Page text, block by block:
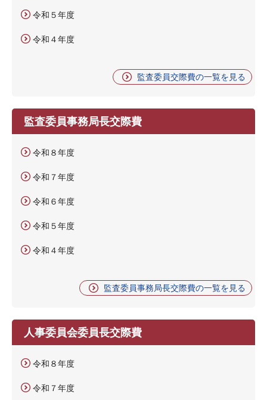
令和５年度
令和４年度
監査委員交際費の一覧を見る
監査委員事務局長交際費
令和８年度
令和７年度
令和６年度
令和５年度
令和４年度
監査委員事務局長交際費の一覧を見る
人事委員会委員長交際費
令和８年度
令和７年度